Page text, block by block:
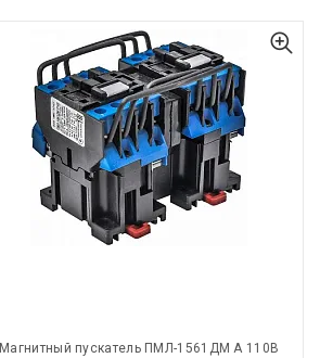
Магнитный пускатель ПМЛ-1561ДМ А 110В